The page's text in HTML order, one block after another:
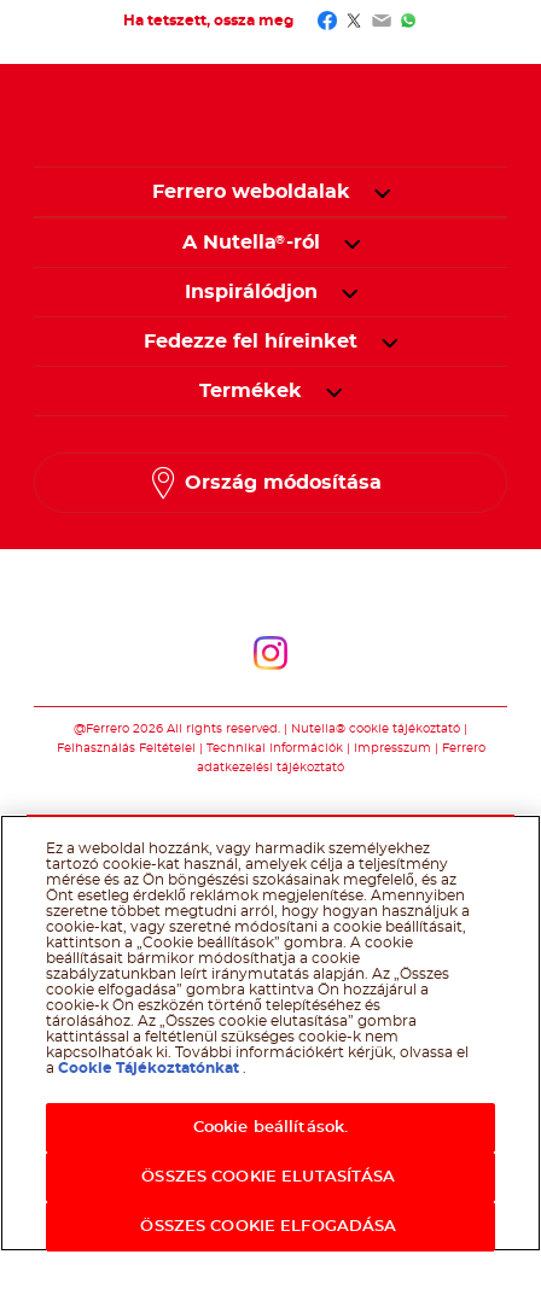
Ha tetszett, ossza meg Facebook
Twitter
EmailWhatsApp
Ferrero weboldalak
A Nutella®-ról
Inspirálódjon
Fedezze fel híreinket
Termékek
Ország módosítása
@Ferrero 2026 All rights reserved.
Nutella® cookie tájékoztató
Felhasználás Feltételei
Technikai információk Impresszum
Ferrero
adatkezelési tájékoztató
Ez a weboldal hozzánk, vagy harmadik személyekhez
tartozó cookie-kat használ, amelyek célja a teljesítmény
mérése és az Ön böngészési szokásainak megfelelő, és az
Önt esetleg érdeklő reklámok megjelenítése. Amennyiben
szeretne többet megtudni arról, hogy hogyan használjuk a
cookie-kat, vagy szeretné módosítani a cookie beállításait,
kattintson a „Cookie beállítások” gombra. A cookie
beállításait bármikor módosíthatja a cookie
szabályzatunkban leírt iránymutatás alapján. Az „Összes
cookie elfogadása” gombra kattintva Ön hozzájárul a
cookie-k Ön eszközén történő telepítéséhez és
tárolásához. Az „Összes cookie elutasítása” gombra
kattintással a feltétlenül szükséges cookie-k nem
kapcsolhatóak ki. További információkért kérjük, olvassa el
aCookie Tájékoztatónkat
Cookie beállítások.
ÖSSZES COOKIE ELUTASÍTÁSA
ÖSSZES COOKIE ELFOGADÁSA